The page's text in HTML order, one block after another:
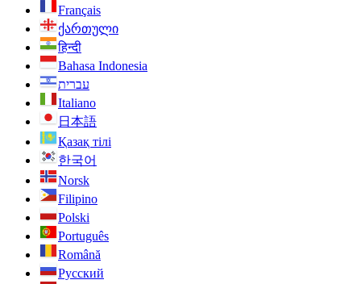
Français
ქართული
हिन्दी
Bahasa Indonesia
עברית
Italiano
日本語
Қазақ тілі
한국어
Norsk
Filipino
Polski
Português
Română
Русский